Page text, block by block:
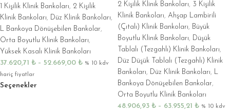
1 Kişilik Klinik Bankoları, 2 Kişilik
Klinik Bankoları, Düz Klinik Bankoları,
L Bankoya Dönüşebilen Bankolar,
Orta Boyutlu Klinik Bankoları,
Yüksek Kasalı Klinik Bankoları
37.620,71 ₺ – 52.669,00 ₺ % 10 kdv
hariç fiyatlar
Seçenekler
2 Kişilik Klinik Bankoları, 3 Kişilik
Klinik Bankoları, Ahşap Lambirili
(Çıtalı) Klinik Bankoları, Büyük
Boyutlu Klinik Bankoları, Düşük
Tablalı (Tezgahlı) Klinik Bankoları,
Düz Düşük Tablalı (Tezgahlı) Klinik
Bankoları, Düz Klinik Bankoları, L
Bankoya Dönüşebilen Bankolar,
Orta Boyutlu Klinik Bankoları
48.906,93 ₺ – 63.955,21 ₺ % 10 kdv